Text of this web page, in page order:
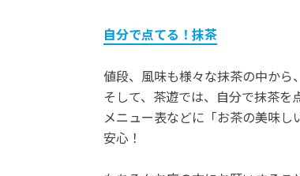
自分で点てる！抹茶
値段、風味も様々な抹茶の中から
そして、茶遊では、自分で抹茶を
メニュー表などに「お茶の美味
安心！